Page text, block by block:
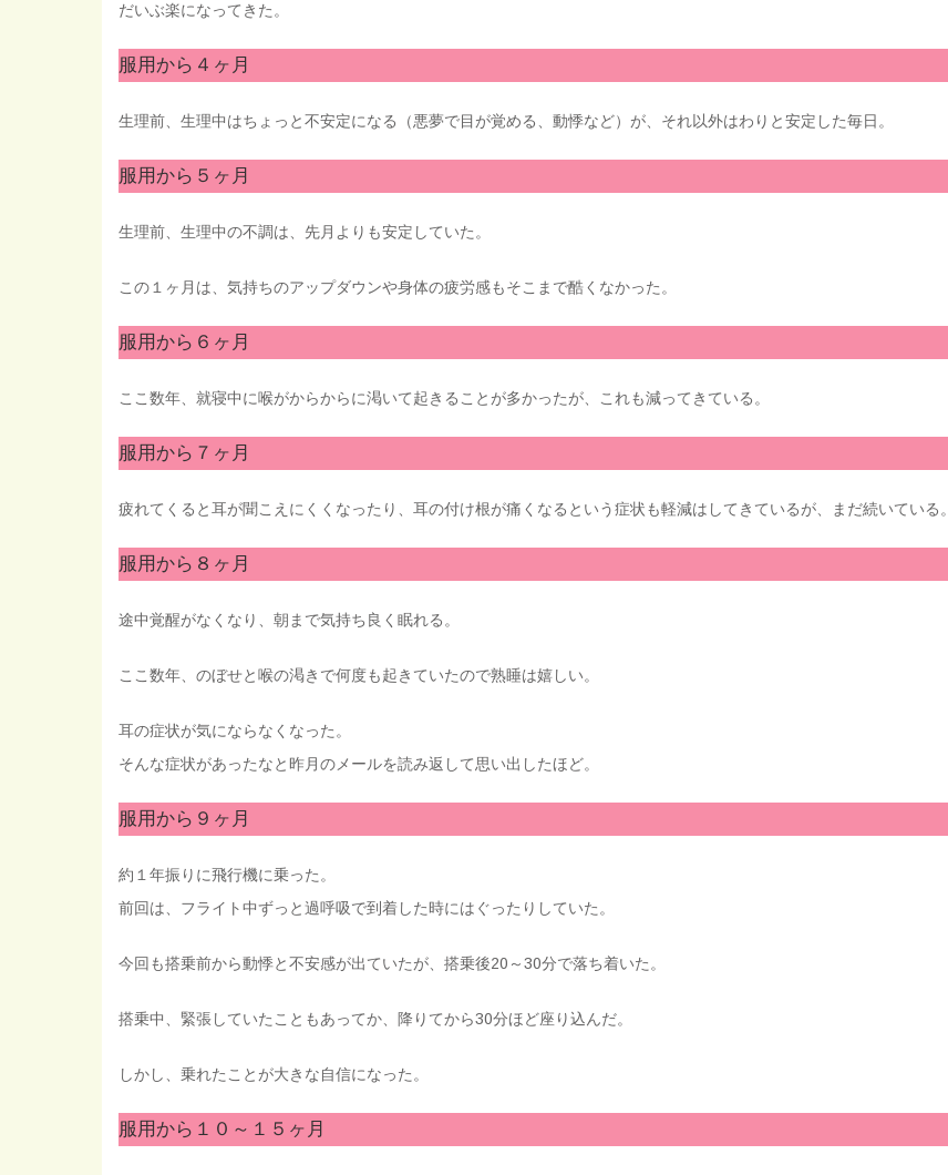
だいぶ楽になってきた。
服用から４ヶ月
生理前、生理中はちょっと不安定になる（悪夢で目が覚める、動悸など）が、それ以外はわりと安定した毎日。
服用から５ヶ月
生理前、生理中の不調は、先月よりも安定していた。
この１ヶ月は、気持ちのアップダウンや身体の疲労感もそこまで酷くなかった。
服用から６ヶ月
ここ数年、就寝中に喉がからからに渇いて起きることが多かったが、これも減ってきている。
服用から７ヶ月
疲れてくると耳が聞こえにくくなったり、耳の付け根が痛くなるという症状も軽減はしてきているが、まだ続いている。
服用から８ヶ月
途中覚醒がなくなり、朝まで気持ち良く眠れる。
ここ数年、のぼせと喉の渇きで何度も起きていたので熟睡は嬉しい。
耳の症状が気にならなくなった。
そんな症状があったなと昨月のメールを読み返して思い出したほど。
服用から９ヶ月
約１年振りに飛行機に乗った。
前回は、フライト中ずっと過呼吸で到着した時にはぐったりしていた。
今回も搭乗前から動悸と不安感が出ていたが、搭乗後20～30分で落ち着いた。
搭乗中、緊張していたこともあってか、降りてから30分ほど座り込んだ。
しかし、乗れたことが大きな自信になった。
服用から１０～１５ヶ月